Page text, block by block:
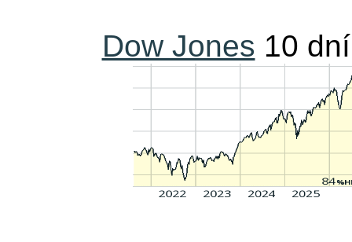
Dow Jones 10